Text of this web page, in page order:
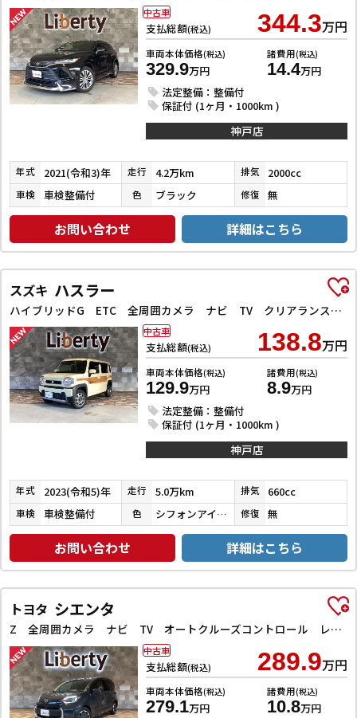
支払総額(税込) 344.3万円
車両本体価格(税込)
329.9万円
諸費用(税込)
14.4万円
法定整備：整備付
保証付 (1ヶ月・1000km )
中古車
神戸店
年式 2021(令和3)年 走行 4.2万km 排気 2000cc
車検 車検整備付 色 ブラック 修復 無
お問い合わせ 詳細はこちら
スズキ ハスラー
ハイブリッドG ETC 全周囲カメラ ナビ TV クリアランスソナー オートクルーズコントロール レーンアシスト 衝突被害軽減システム オートライト スマートキー アイドリングストップ
支払総額(税込) 138.8万円
車両本体価格(税込)
129.9万円
諸費用(税込)
8.9万円
法定整備：整備付
保証付 (1ヶ月・1000km )
中古車
神戸店
年式 2023(令和5)年 走行 5.0万km 排気 660cc
車検 車検整備付 色 シフォンアイボリーメタリック 修復 無
お問い合わせ 詳細はこちら
トヨタ シエンタ
Z 全周囲カメラ ナビ TV オートクルーズコントロール レーンアシスト 衝突被害軽減システム 両側電動スライドドア オートマチックハイビーム オートライト LEDヘッドランプ スマートキー
支払総額(税込) 289.9万円
車両本体価格(税込)
279.1万円
諸費用(税込)
10.8万円
中古車